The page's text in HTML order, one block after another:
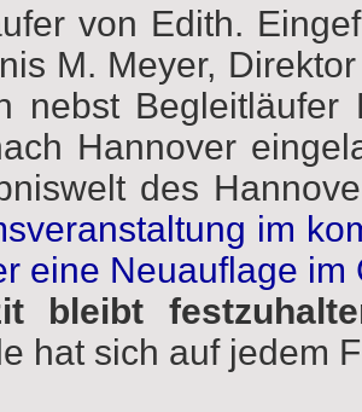
von Edith.
M. Meyer,
nebst Begleitläufer
Hannover
des
im
eine Neuauflage im
bleibt
hat sich auf jedem